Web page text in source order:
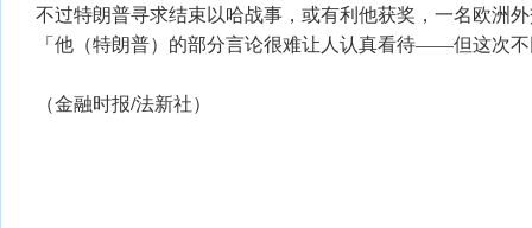
不过特朗普寻求结束以哈战事，或有利他获奖，一名欧洲
「他（特朗普）的部分言论很难让人认真看待——但这次
（金融时报/法新社）